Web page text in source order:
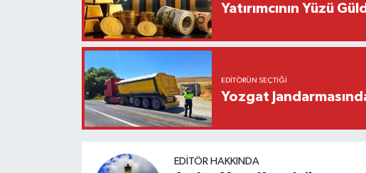
Yatırımcının Yüzü
EDITÖRÜN SEÇTIĞI
Yozgat
EDITÖR HAKKINDA